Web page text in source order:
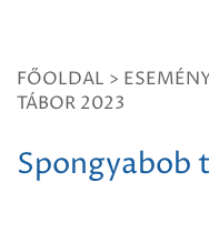
FŐOLDAL >
TÁBOR 2023
Spongyabob